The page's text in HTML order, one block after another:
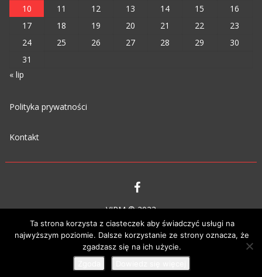
10
11 12 13 14 15
16
17
18 19 20 21 22
23
24
25 26 27 28 29
30
31
« lip
Polityka prywatności
Kontakt
VIPM © 2023
Ta strona korzysta z ciasteczek aby świadczyć usługi na
najwyższym poziomie. Dalsze korzystanie ze strony oznacza, że
zgadzasz się na ich użycie.